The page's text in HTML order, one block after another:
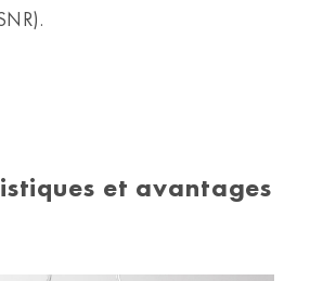
et avantages